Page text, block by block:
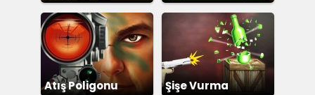
Atış Poligonu Şişe Vurma